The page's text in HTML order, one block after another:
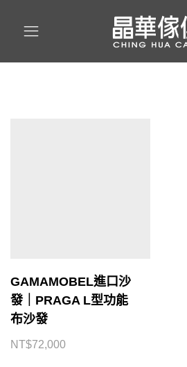
GAMAMOBEL進口沙
發｜PRAGA L型功能
布沙發
NT$72,000